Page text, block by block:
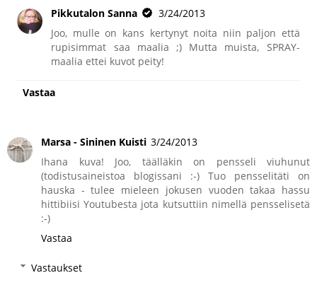
Pikkutalon Sanna
3/24/2013
Joo, mulle on kans kertynyt noita niin paljon että
rupisimmat saa maalia ;) Mutta muista, SPRAY-
maalia ettei kuvot peity!
Vastaa
Marsa - Sininen Kuisti 3/24/2013
Ihana kuva! Joo, täälläkin on pensseli viuhunut
(todistusaineistoa blogissani :-) Tuo pensselitäti on
hauska - tulee mieleen jokusen vuoden takaa hassu
hittibiisi Youtubesta jota kutsuttiin nimellä pensselisetä
:-)
Vastaa
Vastaukset